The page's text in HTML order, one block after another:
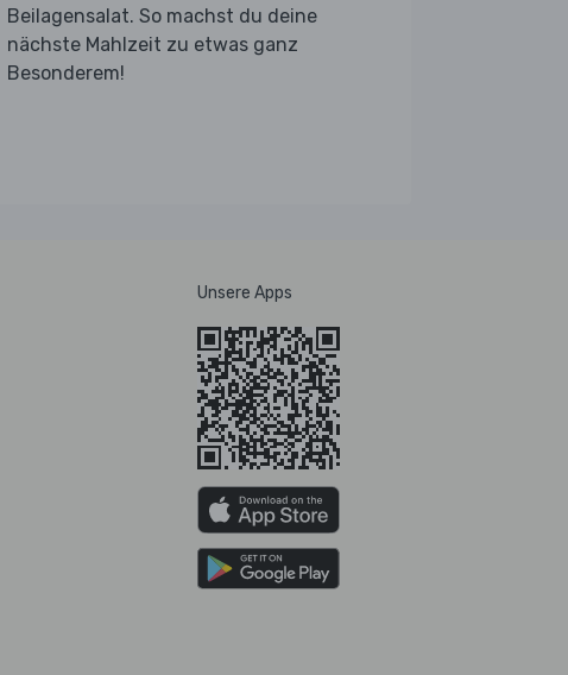
Beilagensalat. So machst du deine
nächste Mahlzeit zu etwas ganz
Besonderem!
Unsere Apps